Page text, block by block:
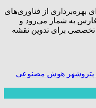
بهره‌برداری از فناوری‌های
به شمار می‌رود و
تخصصی برای تدوین نقشه
هوش مصنوعی